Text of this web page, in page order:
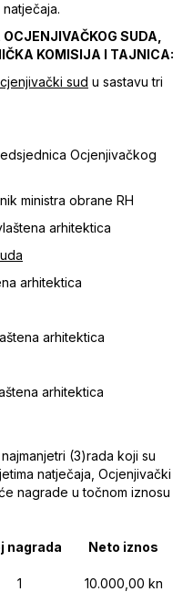
SUDA,
KOMISIJA I TAJNICA:
sud u sastavu tri
Ocjenjivačkog
ministra obrane RH
arhitektica
arhitektica
arhitektica
arhitektica
(3)rada koji su
natječaja, Ocjenjivački
nagrade u točnom iznosu
nagrada Neto iznos
1
10.000,00 kn